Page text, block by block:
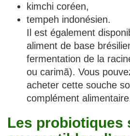
kimchi coréen,
tempeh indonésien.
Il est également
aliment de base
fermentation de la
ou carimã). Vous
acheter cette souche
complément
Les probiotiques